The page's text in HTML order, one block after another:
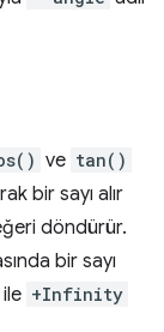
ve tan()
bir sayı alır
döndürür.
bir sayı
ile +Infinity